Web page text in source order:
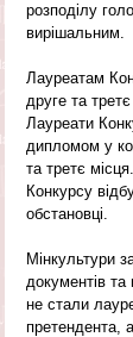
розподілу
вирішальним.
Лауреатам
друге та третє
Лауреати
дипломом у
та третє
Конкурсу
обстановці.
Мінкультури
документів та
не стали
претендента,